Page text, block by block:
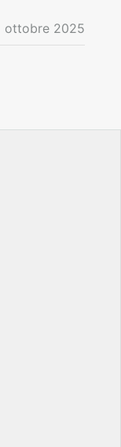
ottobre 2025